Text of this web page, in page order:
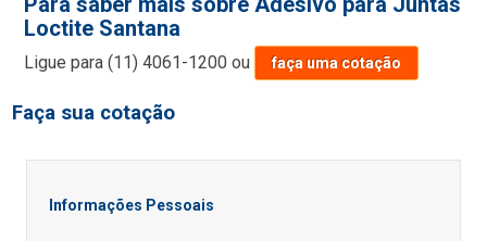
Loctite Santana
Ligue para(11) 4061-1200 ou faça uma cotação
Faça sua cotação
Informações Pessoais